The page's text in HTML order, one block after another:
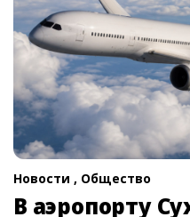
Новости , Общество
В аэропорту